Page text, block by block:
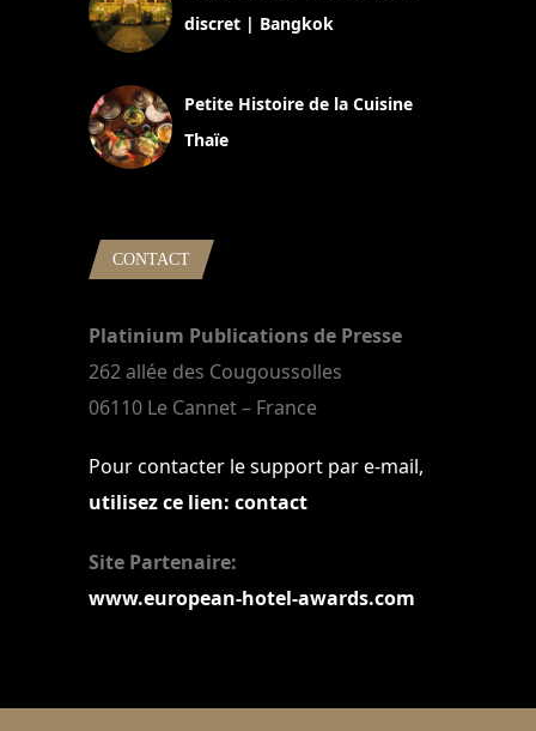
discret | Bangkok
Petite Histoire de la Cuisine
Thaïe
CONTACT
Platinium Publications de Presse
262 allée des Cougoussolles
06110 Le Cannet – France
Pour contacter le support par e-mail,
utilisez ce lien: contact
Site Partenaire:
www.european-hotel-awards.com